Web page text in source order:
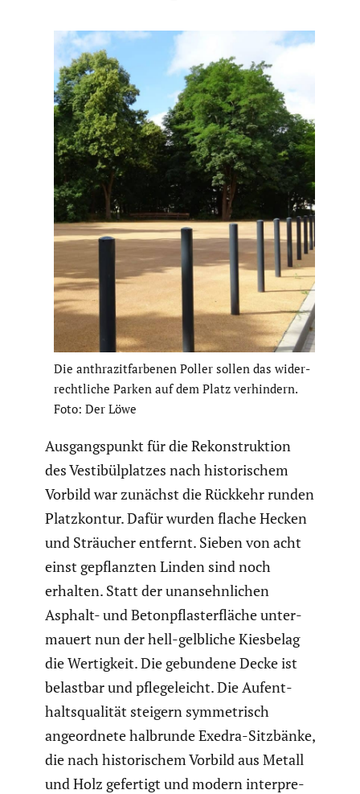
Die anthra­zit­far­benen Poller sollen das wider­
recht­liche Parken auf dem Platz verhin­dern.
Foto: Der Löwe
Ausgangs­punkt für die Rekon­struk­tion
des Vesti­bül­platzes nach histo­ri­schem
Vorbild war zunächst die Rückkehr runden
Platz­kontur. Dafür wurden flache Hecken
und Sträucher entfernt. Sieben von acht
einst gepflanzten Linden sind noch
erhalten. Statt der unansehn­li­chen
Asphalt- und Beton­pflas­ter­fläche unter­
mauert nun der hell-gelbliche Kiesbelag
die Wertig­keit. Die gebundene Decke ist
belastbar und pflege­leicht. Die Aufent­
halts­qua­lität steigern symme­trisch
angeord­nete halbrunde Exedra-Sitzbänke,
die nach histo­ri­schem Vorbild aus Metall
und Holz gefertigt und modern inter­pre­